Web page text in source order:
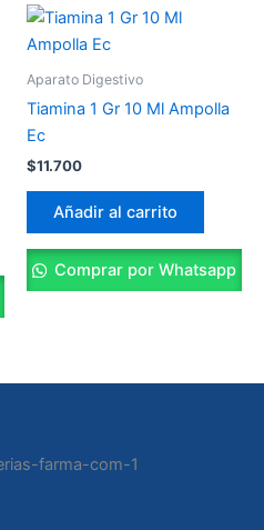
Aparato Digestivo
Tiamina 1 Gr 10 Ml Ampolla
Ec
$11.700
Añadir al carrito
Comprar por Whatsapp